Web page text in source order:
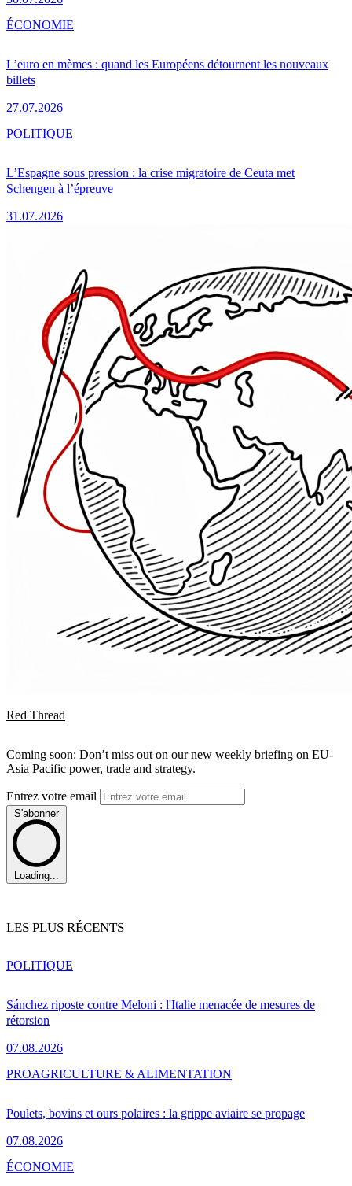
L’euro en mèmes : quand les Européens détournent les nouveaux
billets
27.07.2026
ÉCONOMIE
L’Espagne sous pression : la crise migratoire de Ceuta met
Schengen à l’épreuve
31.07.2026
POLITIQUE
Red Thread
Coming soon: Don’t miss out on our new weekly briefing on EU-
Asia Pacific power, trade and strategy.
Entrez votre email
S'abonner
Loading...
LES PLUS RÉCENTS
Sánchez riposte contre Meloni : l'Italie menacée de mesures de
rétorsion
07.08.2026
POLITIQUE
Poulets, bovins et ours polaires : la grippe aviaire se propage
07.08.2026
PROAGRICULTURE & ALIMENTATION
ÉCONOMIE